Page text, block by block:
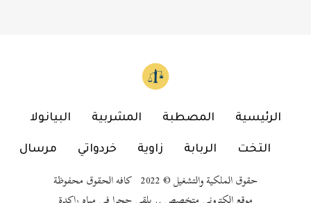
الرئيسية المصطبة المشربية البيانولا
التخت الربابة زاوية خردواتي مرسال
حقوق الملكية والتشغيل © 2022 كافه الحقوق محفوظة